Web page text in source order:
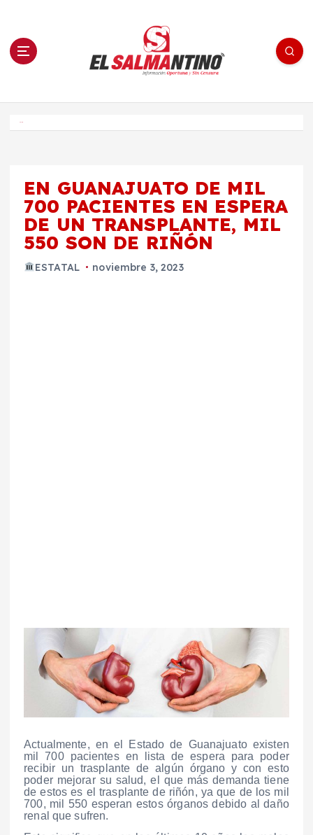
n El Salmantino - medios/noticias/editorial
EN GUANAJUATO DE MIL
700 PACIENTES EN ESPERA
DE UN TRANSPLANTE, MIL
550 SON DE RIÑÓN
ESTATAL noviembre 3, 2023
Actualmente, en el Estado de Guanajuato existen
mil 700 pacientes en lista de espera para poder
recibir un trasplante de algún órgano y con esto
poder mejorar su salud, el que más demanda tiene
de estos es el trasplante de riñón, ya que de los mil
700, mil 550 esperan estos órganos debido al daño
renal que sufren.